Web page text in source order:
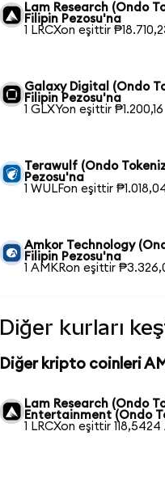
Lam Research (Ondo
Filipin Pezosu'na
1 LRCXon eşittir
Galaxy Digital (Ondo
Filipin Pezosu'na
1 GLXYon eşittir ₱1.200,16
Terawulf (Ondo
Pezosu'na
1 WULFon eşittir
Amkor Technology
Filipin Pezosu'na
1 AMKRon eşittir
Diğer kurları
Diğer kripto coinleri
Lam Research (Ondo
Entertainment (Ondo
1 LRCXon eşittir